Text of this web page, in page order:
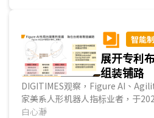
与运作原理具高度共通性，致使臺
术基础，透过材料创新、马达小
与机器人等非车用市场布局。...
智能
展开专利
组装铺路
DIGITIMES观察，Figure AI、
家美系人形机器人指标业者，于
利布局，以关节设计为核心，其
白心瀞